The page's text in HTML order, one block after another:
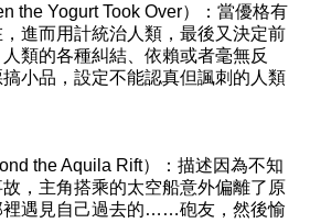
the Yogurt Took Over）：當優格有
進而用計統治人類，最後又決定前
類的各種糾結、依賴或者毫無反
小品，設定不能認真但諷刺的人類
the Aquila Rift）：描述因為不知
，主角搭乘的太空船意外偏離了原
裡遇見自己過去的……砲友，然後愉